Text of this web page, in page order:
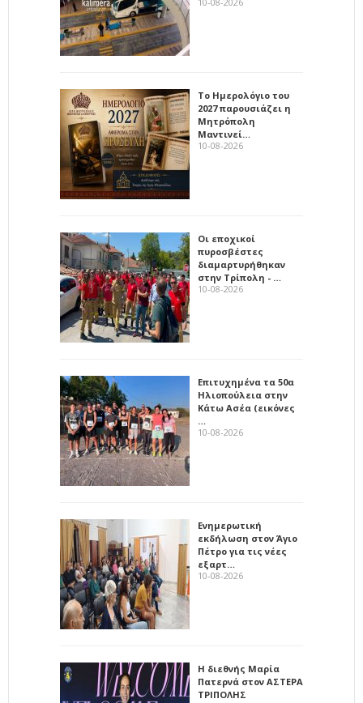
Το Ημερολόγιο του
2027 παρουσιάζει η
Μητρόπολη
Μαντινεί…
10-08-2026
Οι εποχικοί
πυροσβέστες
διαμαρτυρήθηκαν
στην Τρίπολη - …
10-08-2026
Επιτυχημένα τα 50α
Ηλιοπούλεια στην
Κάτω Ασέα (εικόνες
…
10-08-2026
Ενημερωτική
εκδήλωση στον Άγιο
Πέτρο για τις νέες
εξαρτ…
10-08-2026
Η διεθνής Μαρία
Πατερνά στον ΑΣΤΕΡΑ
ΤΡΙΠΟΛΗΣ